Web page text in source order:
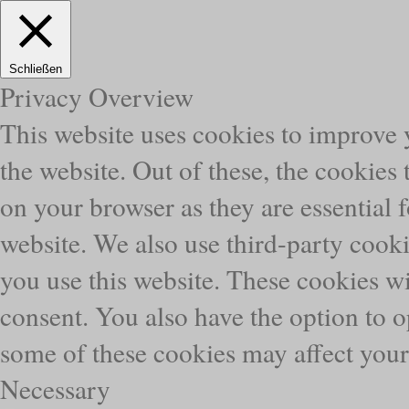
Schließen
Privacy Overview
This website uses cookies to
the website. Out of these, the cookies
on your browser as they are
website. We also use third-party
you use this website. These cookies
consent. You also have the option
some of these cookies may affect
Necessary